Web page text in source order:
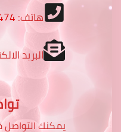
هاتف:
البريد
يمكنك التواصل